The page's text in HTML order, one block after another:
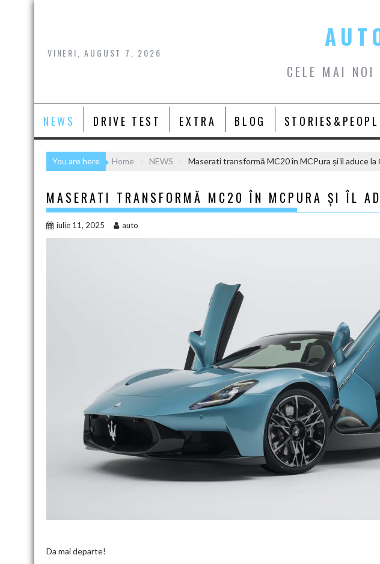
Skip
VINERI, AUGUST 7, 2026
CELE MAI
NEWS DRIVE TEST EXTRA BLOG
You are here Home NEWS Maserati transformă MC20 în MCPura și îl aduce la
MASERATI TRANSFORMĂ MC20 ÎN MCPURA ȘI ÎL
iulie 11, 2025 auto
Da mai departe!